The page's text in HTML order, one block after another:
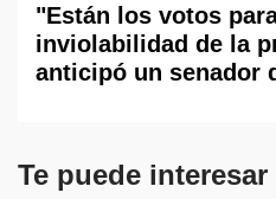
"Están los votos
inviolabilidad de la
anticipó un senador
Te puede interesar